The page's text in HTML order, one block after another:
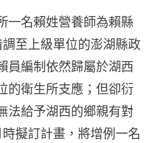
一名賴姓營養師為賴縣
至上級單位的澎湖縣政
員編制依然歸屬於湖西
的衛生所支應；但卻衍
法給予湖西的鄉親有對
擬訂計畫，將增例一名